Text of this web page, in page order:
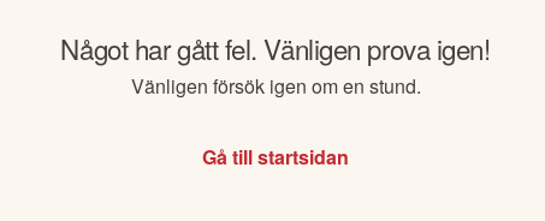
Något har gått fel. Vänligen prova igen!
Vänligen försök igen om en stund.
Gå till startsidan